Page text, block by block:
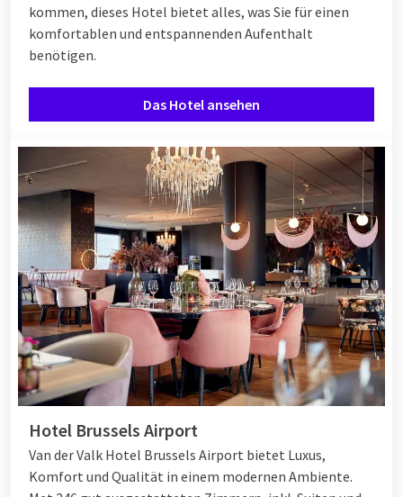
kommen, dieses Hotel bietet alles, was Sie für einen
komfortablen und entspannenden Aufenthalt
benötigen.
Das Hotel ansehen
Hotel Brussels Airport
Van der Valk Hotel Brussels Airport bietet Luxus,
Komfort und Qualität in einem modernen Ambiente.